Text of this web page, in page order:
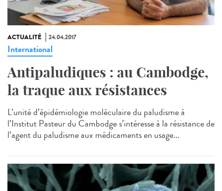
ACTUALITÉ 24.04.2017
International
Antipaludiques : au Cambodge,
la traque aux résistances
L’unité d’épidémiologie moléculaire du paludisme à
l’Institut Pasteur du Cambodge s’intéresse à la résistance de
l’agent du paludisme aux médicaments en usage...